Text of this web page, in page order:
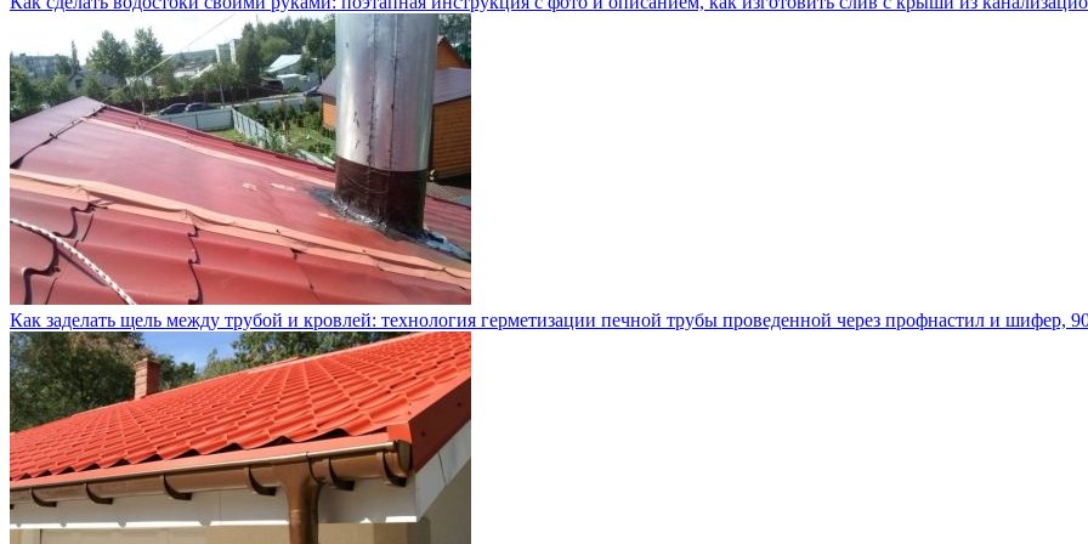
Как заделать щель между трубой и кровлей: технология герметизации печной трубы проведенной через профнастил и шифер,